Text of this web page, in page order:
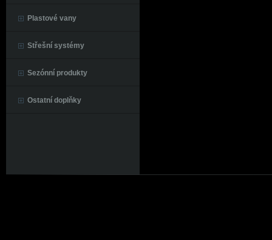
Plastové vany
Střešní systémy
Sezónní produkty
Ostatní doplňky